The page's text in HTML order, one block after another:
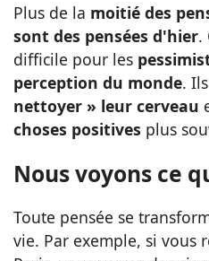
Plus de la moitié des
sont des pensées d'hier.
difficile pour les
perception du monde.
nettoyer » leur cerveau
choses positives plus
Nous voyons ce
Toute pensée se
vie. Par exemple, si vous